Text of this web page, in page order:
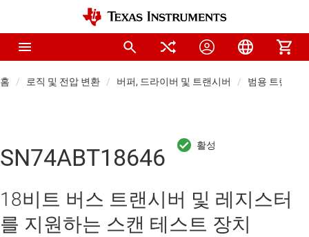
홈 로직 및 전압 변환 버퍼, 드라이버 및 트랜시버 범용 트랜시버
SN74ABT18646
18비트 버스 트랜시버 및 레지스터
를 지원하는 스캔 테스트 장치